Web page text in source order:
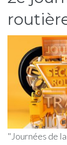
"Journées de